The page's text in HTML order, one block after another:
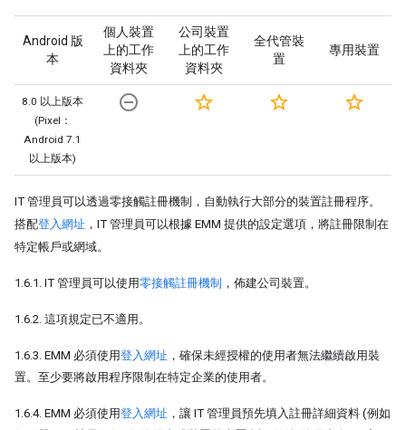
Android 版
本
個人裝置
上的工作
資料夾
公司裝置
上的工作
資料夾
全代管裝
置
專用裝置
8.0 以上版本
(Pixel：
Android 7.1
以上版本)
remove_circle_outline star_border star_border star_border
IT 管理員可以透過零接觸註冊機制，自動執行大部分的裝置註冊程序。
搭配登入網址 ，IT 管理員可以根據 EMM 提供的設定選項，將註冊限制在
特定帳戶或網域。
1.6.1. IT 管理員可以使用零接觸註冊機制 ，佈建公司裝置。
1.6.2. 這項規定已不適用。
1.6.3. EMM 必須使用登入網址 ，確保未經授權的使用者無法繼續啟用裝
置。至少要將啟用程序限制在特定企業的使用者。
1.6.4. EMM 必須使用登入網址 ，讓 IT 管理員預先填入註冊詳細資料 (例如